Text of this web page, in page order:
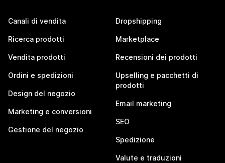
Canali di vendita
Ricerca prodotti
Vendita prodotti
Ordini e spedizioni
Design del negozio
Marketing e conversioni
Gestione del negozio
Dropshipping
Marketplace
Recensioni dei prodotti
Upselling e pacchetti di
prodotti
Email marketing
SEO
Spedizione
Valute e traduzioni